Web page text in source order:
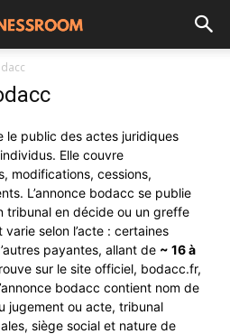
le public des actes juridiques
Elle couvre
modifications, cessions,
L’annonce bodacc se publie
tribunal en décide ou un greffe
selon l’acte : certaines
payantes, allant de ~ 16 à
sur le site officiel, bodacc.fr,
bodacc contient nom de
jugement ou acte, tribunal
siège social et nature de